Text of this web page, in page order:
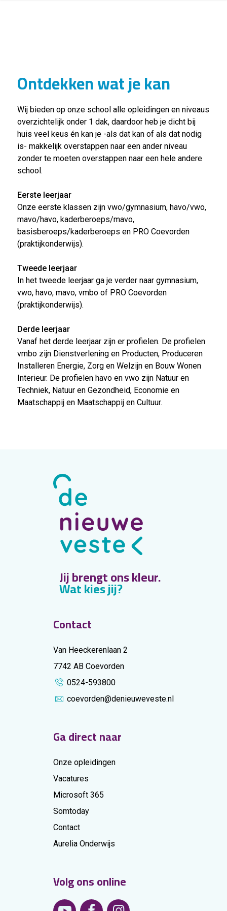
Ontdekken wat je kan
Wij bieden op onze school alle opleidingen en niveaus
overzichtelijk onder 1 dak, daardoor heb je dicht bij
huis veel keus én kan je -als dat kan of als dat nodig
is- makkelijk overstappen naar een ander niveau
zonder te moeten overstappen naar een hele andere
school.
Eerste leerjaar
Onze eerste klassen zijn vwo/gymnasium, havo/vwo,
mavo/havo, kaderberoeps/mavo,
basisberoeps/kaderberoeps en PRO Coevorden
(praktijkonderwijs).
Tweede leerjaar
In het tweede leerjaar ga je verder naar gymnasium,
vwo, havo, mavo, vmbo of PRO Coevorden
(praktijkonderwijs).
Derde leerjaar
Vanaf het derde leerjaar zijn er profielen. De profielen
vmbo zijn Dienstverlening en Producten, Produceren
Installeren Energie, Zorg en Welzijn en Bouw Wonen
Interieur. De profielen havo en vwo zijn Natuur en
Techniek, Natuur en Gezondheid, Economie en
Maatschappij en Maatschappij en Cultuur.
Jij brengt ons kleur.
Wat kies jij?
Contact
Van Heeckerenlaan 2
7742 AB Coevorden
0524-593800
coevorden@denieuweveste.nl
Ga direct naar
Onze opleidingen
Vacatures
Microsoft 365
Somtoday
Contact
Aurelia Onderwijs
Volg ons online